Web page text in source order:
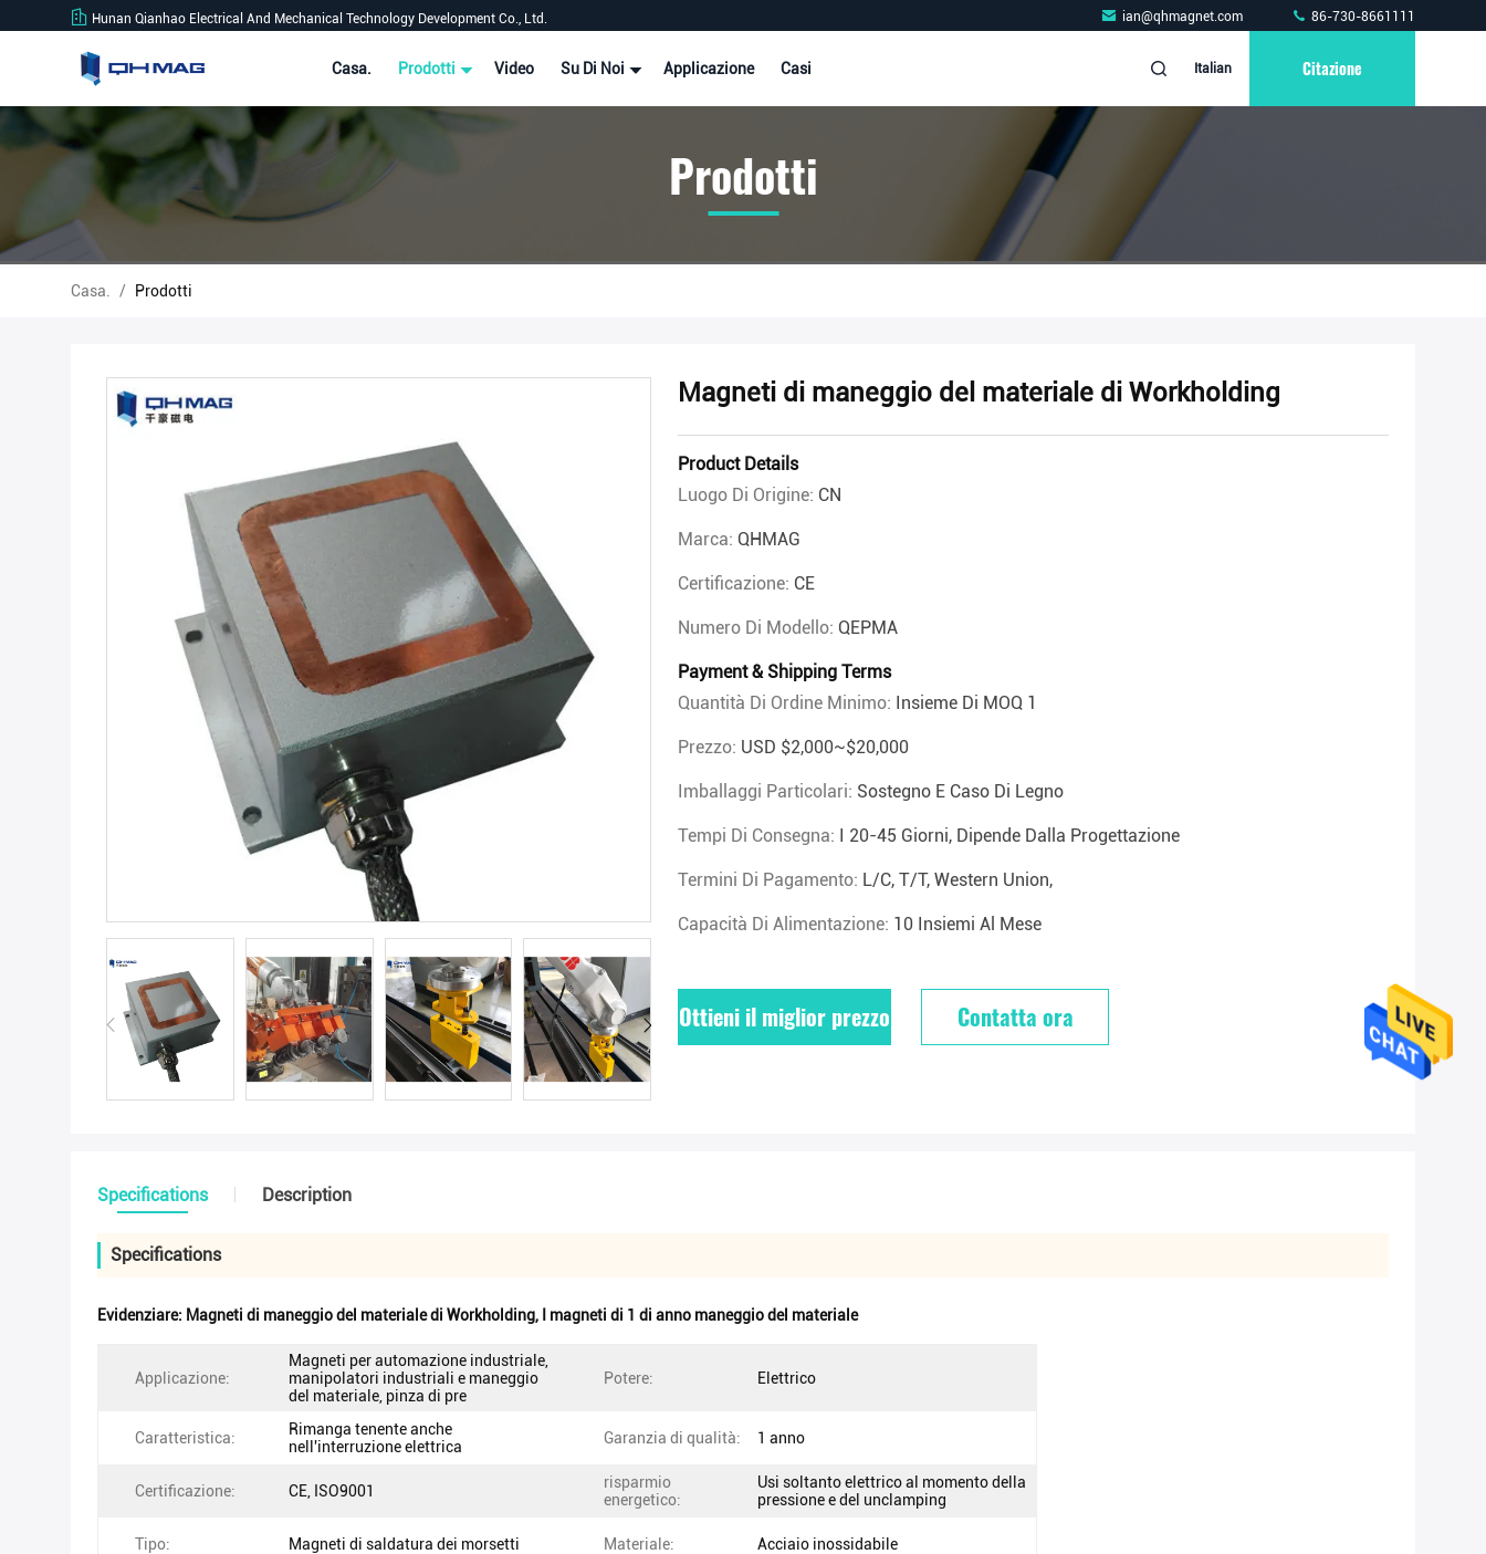
Hunan Qianhao Electrical And Mechanical Technology Development Co., Ltd. ian@qhmagnet.com 86-730-8661111
Casa. Prodotti Video Su Di Noi Applicazione Casi Italian Citazione
Prodotti
Casa. / Prodotti
Magneti di maneggio del materiale di Workholding
Product Details
Luogo Di Origine: CN
Marca: QHMAG
Certificazione: CE
Numero Di Modello: QEPMA
Payment & Shipping Terms
Quantità Di Ordine Minimo: Insieme Di MOQ 1
Prezzo: USD $2,000~$20,000
Imballaggi Particolari: Sostegno E Caso Di Legno
Tempi Di Consegna: I 20-45 Giorni, Dipende Dalla Progettazione
Termini Di Pagamento: L/C, T/T, Western Union,
Capacità Di Alimentazione: 10 Insiemi Al Mese
Ottieni il miglior prezzo Contatta ora
Specifications Description
Specifications
Evidenziare: Magneti di maneggio del materiale di Workholding, I magneti di 1 di anno maneggio del materiale
Applicazione:
Magneti per automazione industriale,
manipolatori industriali e maneggio
del materiale, pinza di pre
Potere: Elettrico
Caratteristica:
Rimanga tenente anche
nell'interruzione elettrica
Garanzia di qualità: 1 anno
Certificazione: CE, ISO9001
risparmio
energetico:
Usi soltanto elettrico al momento della
pressione e del unclamping
Tipo: Magneti di saldatura dei morsetti Materiale: Acciaio inossidabile